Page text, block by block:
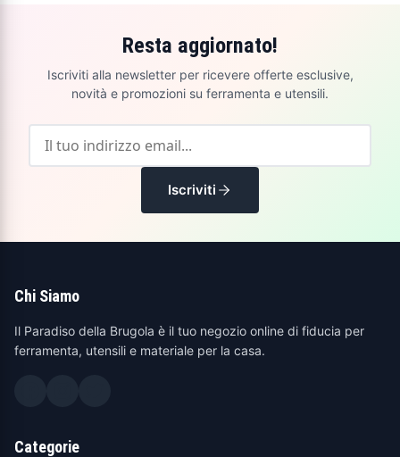
Resta aggiornato!
Iscriviti alla newsletter per ricevere offerte esclusive,
novità e promozioni su ferramenta e utensili.
Iscriviti
Chi Siamo
Il Paradiso della Brugola è il tuo negozio online di fiducia per
ferramenta, utensili e materiale per la casa.
Categorie